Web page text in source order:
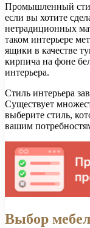
Промышленный
если вы хотите
нетрадиционных
таком интерьере
ящики в качестве
кирпича на фоне
интерьера.
Стиль интерьера
Существует
выберите стиль,
вашим
Выбор